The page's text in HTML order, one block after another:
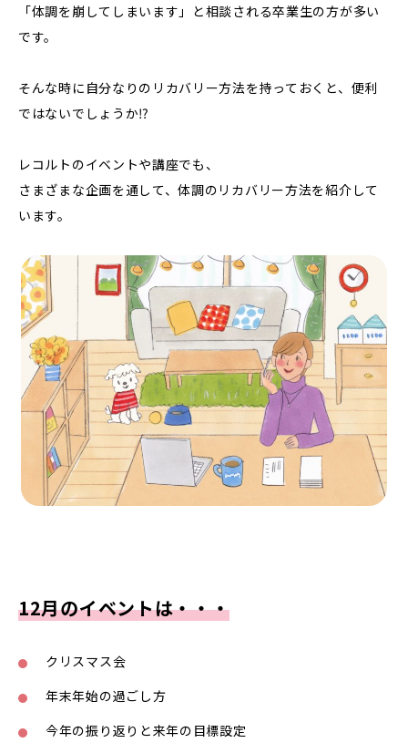
「体調を崩してしまいます」と相談される卒業生の方が多い
です。
そんな時に自分なりのリカバリー方法を持っておくと、便利
ではないでしょうか⁉️
レコルトのイベントや講座でも、
さまざまな企画を通して、体調のリカバリー方法を紹介して
います。
12月のイベントは・・・
クリスマス会
年末年始の過ごし方
今年の振り返りと来年の目標設定